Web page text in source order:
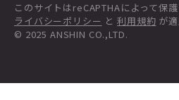
このサイトはreCAPTHAによって保護
ライバシーポリシー と利用規約 が
© 2025 ANSHIN CO.,LTD.